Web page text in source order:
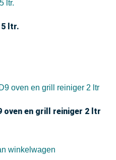
ltr.
oven en grill reiniger 2 ltr
winkelwagen